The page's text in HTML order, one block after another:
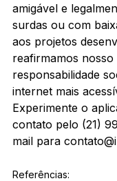
amigável e
surdas ou com
aos projetos
reafirmamos
responsabilidade
internet mais
Experimente o
contato pelo (21)
mail para
Referências: